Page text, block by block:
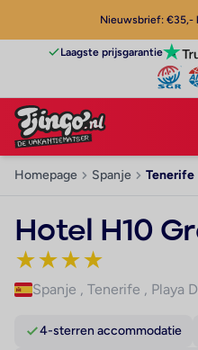
Nieuwsbrief: €35,-
Laagste prijsgarantie
Homepage Spanje Tenerife
Hotel H10
★★★★
Spanje , Tenerife , Playa
4-sterren accommodatie